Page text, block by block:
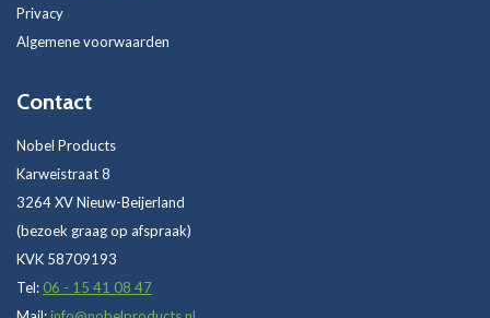
Privacy
Algemene voorwaarden
Contact
Nobel Products
Karweistraat 8
3264 XV Nieuw-Beijerland
(bezoek graag op afspraak)
KVK 58709193
Tel: 06 - 15 41 08 47